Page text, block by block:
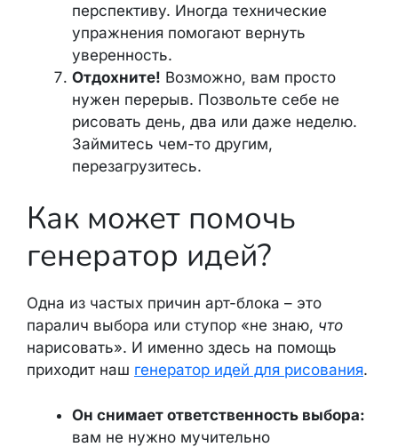
перспективу. Иногда технические
упражнения помогают вернуть
уверенность.
Отдохните! Возможно, вам просто
нужен перерыв. Позвольте себе не
рисовать день, два или даже неделю.
Займитесь чем-то другим,
перезагрузитесь.
Как может помочь
генератор идей?
Одна из частых причин арт-блока – это
паралич выбора или ступор «не знаю, что
нарисовать». И именно здесь на помощь
приходит наш генератор идей для рисования.
Он снимает ответственность выбора:
вам не нужно мучительно